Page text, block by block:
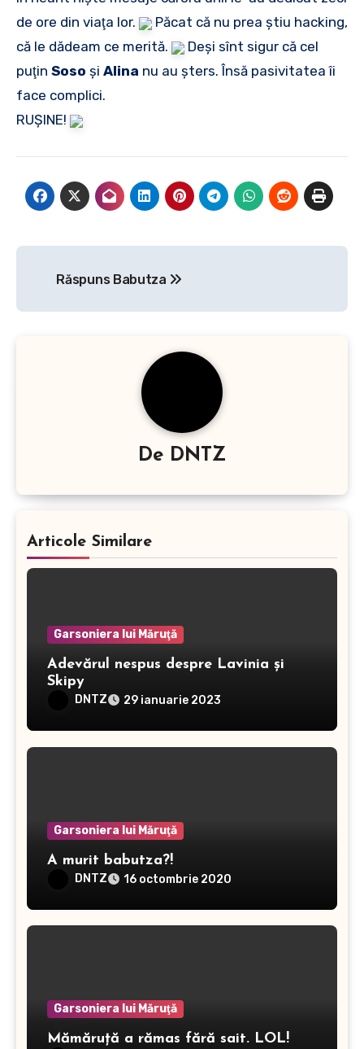
de ore din viaţa lor.
Păcat că nu prea ştiu hacking,
că le dădeam ce merită.
Deşi sînt sigur că cel
puţin Soso şi Alina nu au şters. Însă pasivitatea îi
face complici.
RUŞINE!
Răspuns Babutza
De DNTZ
Articole Similare
Garsoniera lui Măruţă
Adevărul nespus despre Lavinia și
Skipy
DNTZ 29 ianuarie 2023
Garsoniera lui Măruţă
A murit babutza?!
DNTZ 16 octombrie 2020
Garsoniera lui Măruţă
Mămăruță a rămas fără sait. LOL!